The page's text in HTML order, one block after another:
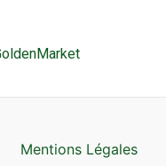
Mentions Légales